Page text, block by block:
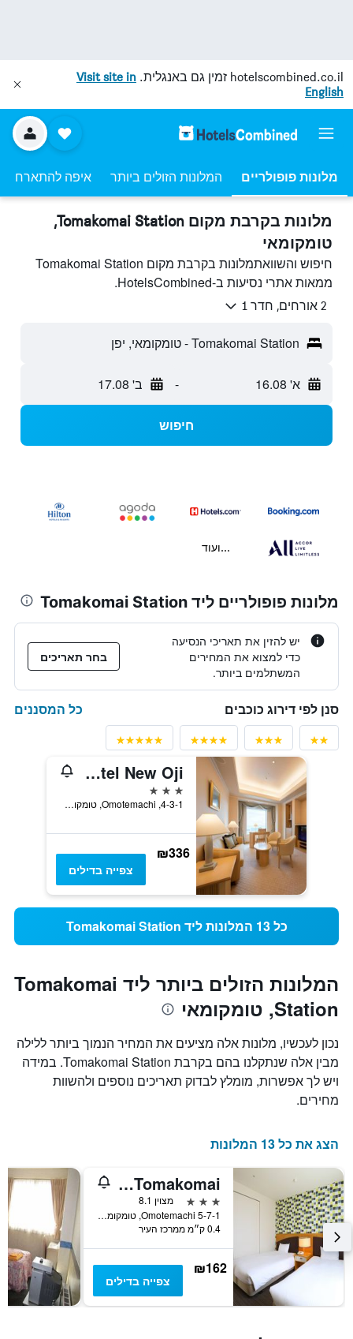
hotelscombined.co.il זמין גם באנגלית. Visit site in
English
מלונות פופולריים המלונות הזולים ביותר איפה להתארח
מלונות בקרבת מקום Tomakomai Station,
טומקומאי
חיפוש והשוואתמלונות בקרבת מקום Tomakomai Station
ממאות אתרי נסיעות ב-HotelsCombined.
2 אורחים, חדר 1
Tomakomai Station - טומקומאי, יפן
א' 16.08 - ב' 17.08
חיפוש
...ועוד
מלונות פופולריים ליד Tomakomai Station
יש להזין את תאריכי הנסיעה
כדי למצוא את המחירים
המשתלמים ביותר.
בחר תאריכים
סנן לפי דירוג כוכבים כל המסננים
Grand Hotel New Oji
3 כוכבים
4-3-1, Omotemachi, טומקומאי, יפן
₪336
צפייה בדילים
כל 13 המלונות ליד Tomakomai Station
המלונות הזולים ביותר ליד Tomakomai
Station, טומקומאי
נכון לעכשיו, מלונות אלה מציעים את המחיר הנמוך ביותר ללילה
מבין אלה שנתקלנו בהם בקרבת Tomakomai Station. במידה
ויש לך אפשרות, מומלץ לבדוק תאריכים נוספים ולהשוות
מחירים.
הצג את כל 13 המלונות
Koko Hotel Tomakomai
3 כוכבים
מצוין 8.1
5-7-1 Omotemachi, טומקומאי, יפן
0.4 ק״מ ממרכז העיר
₪162
צפייה בדילים